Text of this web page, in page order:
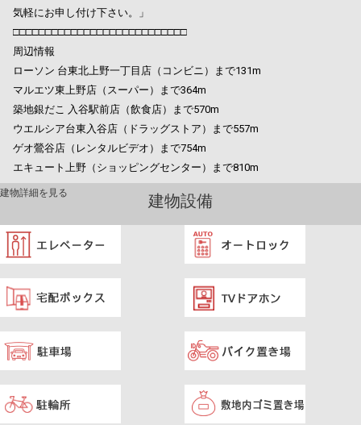
気軽にお申し付け下さい。」
□□□□□□□□□□□□□□□□□□□□□□□□□□□
周辺情報
ローソン 台東北上野一丁目店（コンビニ）まで131m
マルエツ東上野店（スーパー）まで364m
築地銀だこ 入谷駅前店（飲食店）まで570m
ウエルシア台東入谷店（ドラッグストア）まで557m
ゲオ鶯谷店（レンタルビデオ）まで754m
エキュート上野（ショッピングセンター）まで810m
建物設備
建物詳細を見る